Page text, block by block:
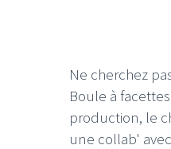
Ne cherchez
Boule à
production, le
une collab'